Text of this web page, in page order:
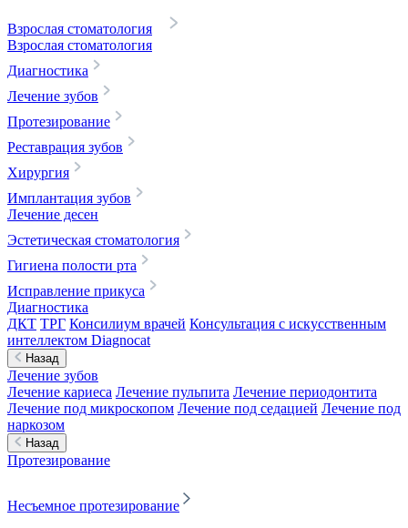
Взрослая стоматология
Взрослая стоматология
Диагностика
Лечение зубов
Протезирование
Реставрация зубов
Хирургия
Имплантация зубов
Лечение десен
Эстетическая стоматология
Гигиена полости рта
Исправление прикуса
Диагностика
ДКТ ТРГ Консилиум врачей Консультация с искусственным
интеллектом Diagnocat
Назад
Лечение зубов
Лечение кариеса Лечение пульпита Лечение периодонтита
Лечение под микроскопом Лечение под седацией Лечение под
наркозом
Назад
Протезирование
Несъемное протезирование